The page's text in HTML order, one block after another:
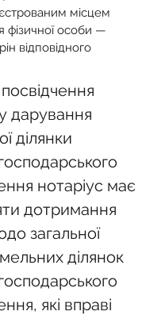
місцем
фізичної особи —
відповідного
дарування
ділянки
нотаріус має
дотримання
загальної
ділянок
які вправі